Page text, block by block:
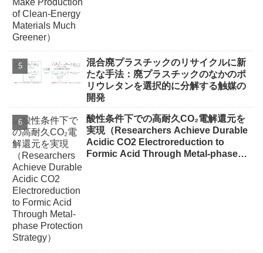
混合廃プラスチックのリサイクルに新
たな手法：廃プラスチックのなかのポ
リウレタンを選択的に分解する触媒の
開発
酸性条件下での高耐久CO₂電解還元を
実現（Researchers Achieve Durable
Acidic CO2 Electroreduction to
Formic Acid Through Metal-phase